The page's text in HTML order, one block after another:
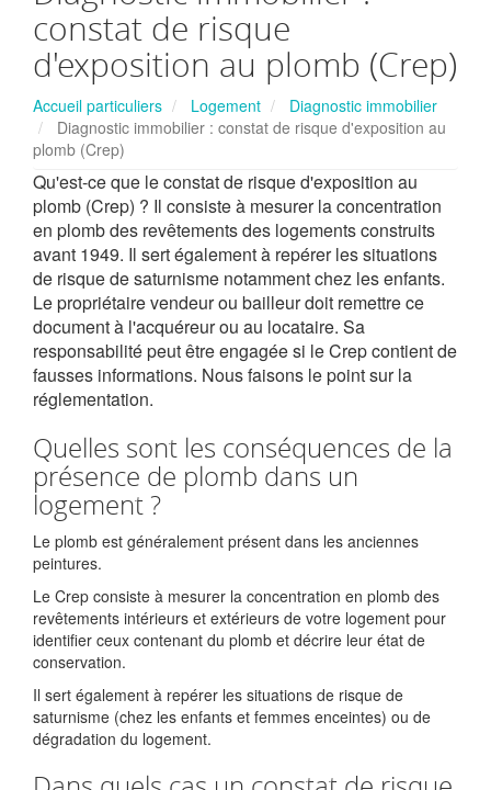
constat de risque
d'exposition au plomb (Crep)
Accueil particuliers Logement
Diagnostic immobilier
Diagnostic immobilier : constat de risque d'exposition au
plomb (Crep)
Qu'est-ce que le constat de risque d'exposition au
plomb (Crep) ? Il consiste à mesurer la concentration
en plomb des revêtements des logements construits
avant 1949. Il sert également à repérer les situations
de risque de saturnisme notamment chez les enfants.
Le propriétaire vendeur ou bailleur doit remettre ce
document à l'acquéreur ou au locataire. Sa
responsabilité peut être engagée si le Crep contient de
fausses informations. Nous faisons le point sur la
réglementation.
Quelles sont les conséquences de la
présence de plomb dans un
logement ?
Le plomb est généralement présent dans les anciennes
peintures.
Le Crep consiste à mesurer la concentration en plomb des
revêtements intérieurs et extérieurs de votre logement pour
identifier ceux contenant du plomb et décrire leur état de
conservation.
Il sert également à repérer les situations de risque de
saturnisme (chez les enfants et femmes enceintes) ou de
dégradation du logement.